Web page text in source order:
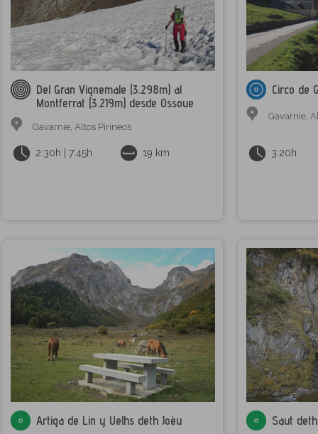
Del Gran Vignemale (3.298m) al
Montferrat (3.219m) desde Ossoue
Gavarnie, Altos Pirineos
2:30h | 7:45h 19 km
Circo de
Gavarnie,
3:20h
Artiga de Lin y Uelhs deth Joèu Saut